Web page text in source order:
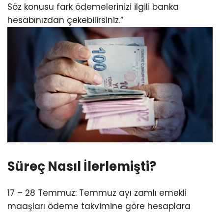
Söz konusu fark ödemelerinizi ilgili banka
hesabınızdan çekebilirsiniz.”
Süreç Nasıl İlerlemişti?
17 – 28 Temmuz: Temmuz ayı zamlı emekli
maaşları ödeme takvimine göre hesaplara